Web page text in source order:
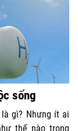
sống
gì? Nhưng ít ai
thế nào trong